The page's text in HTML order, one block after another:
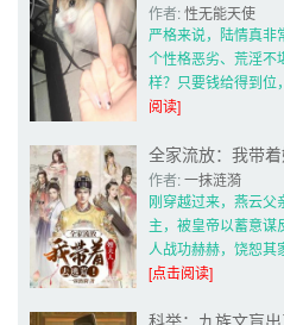
作者: 性无能天使
严格来说，陆情真
个性格恶劣、荒淫不
样？只要钱给得到位
阅读]
全家流放：我带着
作者: 一抹涟漪
刚穿越过来，燕云父
主，被皇帝以蓄意谋
人战功赫赫，饶恕其
[点击阅读]
科举：九族文盲